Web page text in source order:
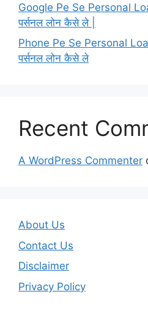
Google Pe Se Personal
पर्सनल लोन कैसे ले |
Phone Pe Se Personal
पर्सनल लोन कैसे ले
Recent
A WordPress Commenter
About Us
Contact Us
Disclaimer
Privacy Policy